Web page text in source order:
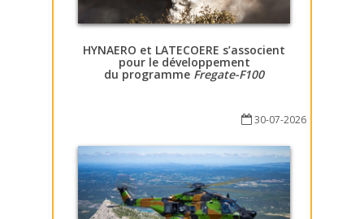
HYNAERO et LATECOERE s’associent
pour le développement
du programme Fregate-F100
30-07-2026